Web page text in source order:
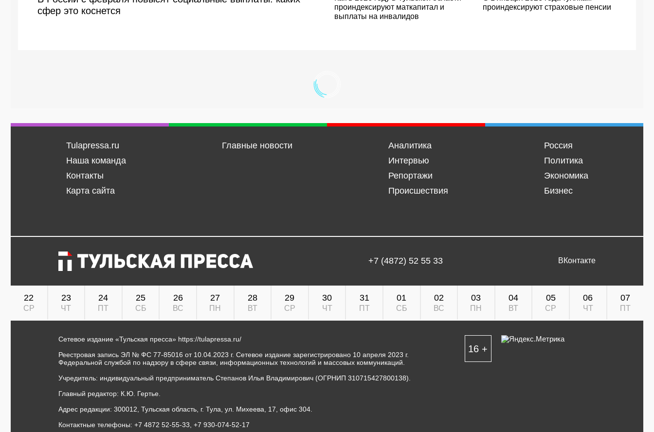
сфер это коснется
проиндексируют маткапитал и
выплаты на инвалидов
проиндексируют страховые пенсии
Tulapressa.ru
Наша команда
Контакты
Карта сайта
Главные новости
Аналитика
Интервью
Репортажи
Происшествия
Россия
Политика
Экономика
Бизнес
+7 (4872) 52 55 33 ВКонтакте
22
СР
23
ЧТ
24
ПТ
25
СБ
26
ВС
27
ПН
28
ВТ
29
СР
30
ЧТ
31
ПТ
01
СБ
02
ВС
03
ПН
04
ВТ
05
СР
06
ЧТ
07
ПТ
Сетевое издание «Тульская пресса» https://tulapressa.ru/
Реестровая запись ЭЛ № ФС 77-85016 от 10.04.2023 г. Сетевое издание зарегистрировано 10 апреля 2023 г.
Федеральной службой по надзору в сфере связи, информационных технологий и массовых коммуникаций.
Учредитель: индивидуальный предприниматель Степанов Илья Владимирович (ОГРНИП 310715427800138).
Главный редактор: К.Ю. Гертье.
Адрес редакции: 300012, Тульская область, г. Тула, ул. Михеева, 17, офис 304.
Контактные телефоны: +7 4872 52-55-33, +7 930-074-52-17
16 +